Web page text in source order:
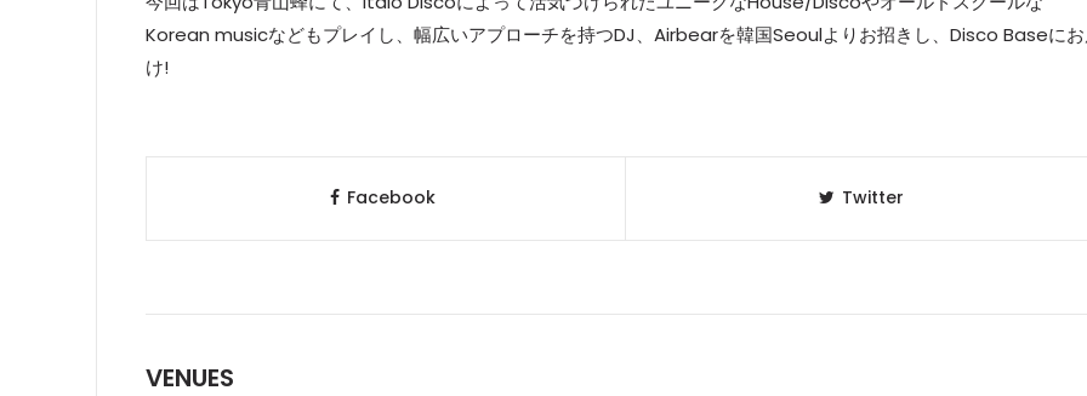
Korean musicなどもプレイし、幅広いアプローチを持つDJ、Airbearを韓国Seoulよりお招きし、Disco Baseに
け!
Facebook Twitter
VENUES